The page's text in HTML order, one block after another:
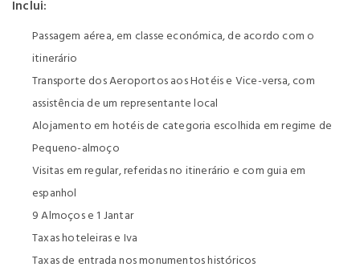
Inclui:
Passagem aérea, em classe económica, de acordo com o
itinerário
Transporte dos Aeroportos aos Hotéis e Vice-versa, com
assistência de um representante local
Alojamento em hotéis de categoria escolhida em regime de
Pequeno-almoço
Visitas em regular, referidas no itinerário e com guia em
espanhol
9 Almoços e 1 Jantar
Taxas hoteleiras e Iva
Taxas de entrada nos monumentos históricos